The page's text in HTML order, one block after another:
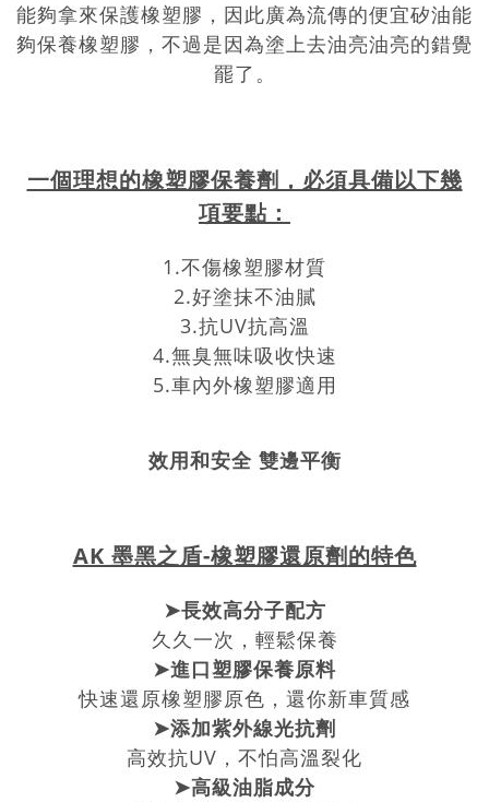
能夠拿來保護橡塑膠，因此廣為流傳的便宜矽油能
夠保養橡塑膠，不過是因為塗上去油亮油亮的錯覺
罷了。
一個理想的橡塑膠保養劑，必須具備以下幾
項要點：
1.不傷橡塑膠材質
2.好塗抹不油膩
3.抗UV抗高溫
4.無臭無味吸收快速
5.車內外橡塑膠適用
效用和安全 雙邊平衡
AK 墨黑之盾-橡塑膠還原劑的特色
➤長效高分子配方
久久一次，輕鬆保養
➤進口塑膠保養原料
快速還原橡塑膠原色，還你新車質感
➤添加紫外線光抗劑
高效抗UV，不怕高溫裂化
➤高級油脂成分